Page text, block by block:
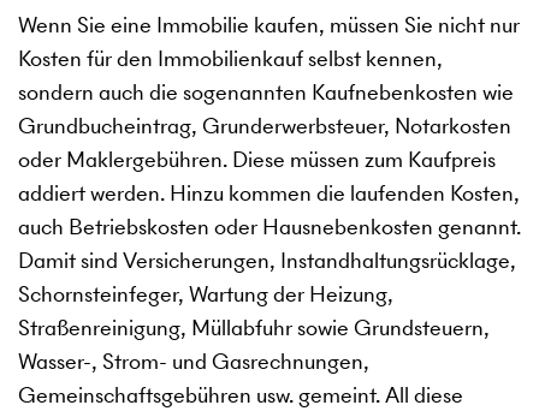
Wenn Sie eine Immobilie kaufen, müssen Sie nicht nur
Kosten für den Immobilienkauf selbst kennen,
sondern auch die sogenannten Kaufnebenkosten wie
Grundbucheintrag, Grunderwerbsteuer, Notarkosten
oder Maklergebühren. Diese müssen zum Kaufpreis
addiert werden. Hinzu kommen die laufenden Kosten,
auch Betriebskosten oder Hausnebenkosten genannt.
Damit sind Versicherungen, Instandhaltungsrücklage,
Schornsteinfeger, Wartung der Heizung,
Straßenreinigung, Müllabfuhr sowie Grundsteuern,
Wasser-, Strom- und Gasrechnungen,
Gemeinschaftsgebühren usw. gemeint. All diese